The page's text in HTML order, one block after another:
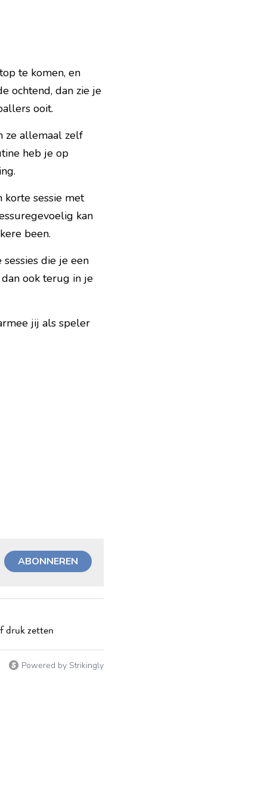
te komen, en
ochtend, dan zie je
ooit.
ze allemaal zelf
heb je op
sessie met
kan
been.
die je een
ook terug in je
jij als speler
ABONNEREN
druk zetten
Powered by Strikingly